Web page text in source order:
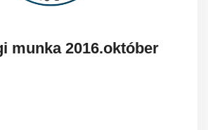
munka 2016.október